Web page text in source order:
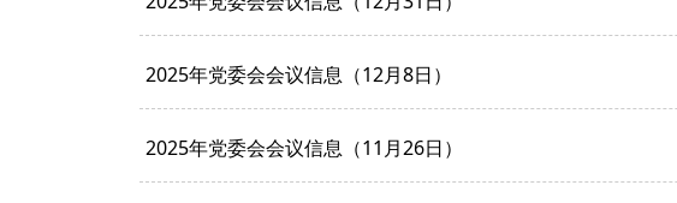
2025年党委会会议信息（12月8日）
2025年党委会会议信息（11月26日）